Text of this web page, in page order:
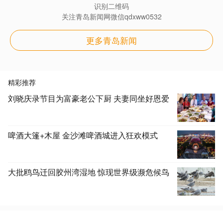
识别二维码
关注青岛新闻网微信qdxww0532
更多青岛新闻
精彩推荐
刘晓庆录节目为富豪老公下厨 夫妻同坐好恩爱
啤酒大篷+木屋 金沙滩啤酒城进入狂欢模式
大批鸥鸟迁回胶州湾湿地 惊现世界级濒危候鸟